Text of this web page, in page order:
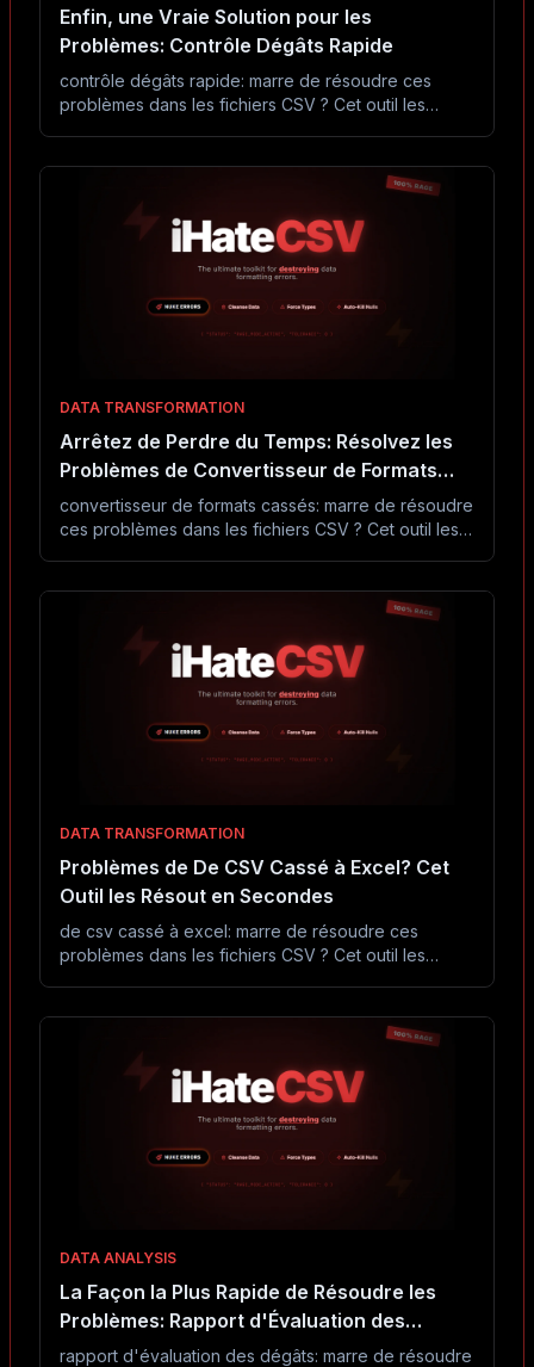
Enfin, une Vraie Solution pour les
Problèmes: Contrôle Dégâts Rapide
contrôle dégâts rapide: marre de résoudre ces
problèmes dans les fichiers CSV ? Cet outil les
DATA TRANSFORMATION
Arrêtez de Perdre du Temps: Résolvez les
Problèmes de Convertisseur de Formats
Cassés dans les Fichiers CSV
convertisseur de formats cassés: marre de résoudre
ces problèmes dans les fichiers CSV ? Cet outil les
DATA TRANSFORMATION
Problèmes de De CSV Cassé à Excel? Cet
Outil les Résout en Secondes
de csv cassé à excel: marre de résoudre ces
problèmes dans les fichiers CSV ? Cet outil les
DATA ANALYSIS
La Façon la Plus Rapide de Résoudre les
Problèmes: Rapport d'Évaluation des
Dégâts Résolu
rapport d'évaluation des dégâts: marre de résoudre